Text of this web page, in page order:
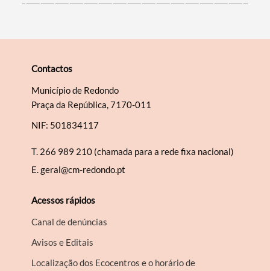
Contactos
Município de Redondo
Praça da República, 7170-011
NIF: 501834117
T. 266 989 210 (chamada para a rede fixa nacional)
E.geral@cm-redondo.pt
Acessos rápidos
Canal de denúncias
Avisos e Editais
Localização dos Ecocentros e o horário de